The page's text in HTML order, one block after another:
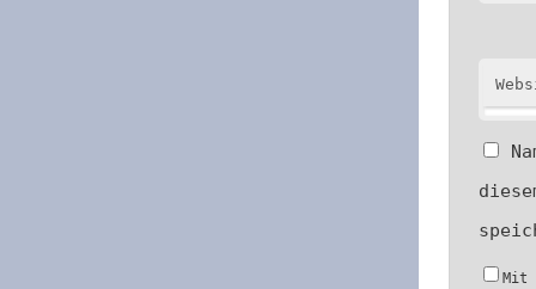
Mit